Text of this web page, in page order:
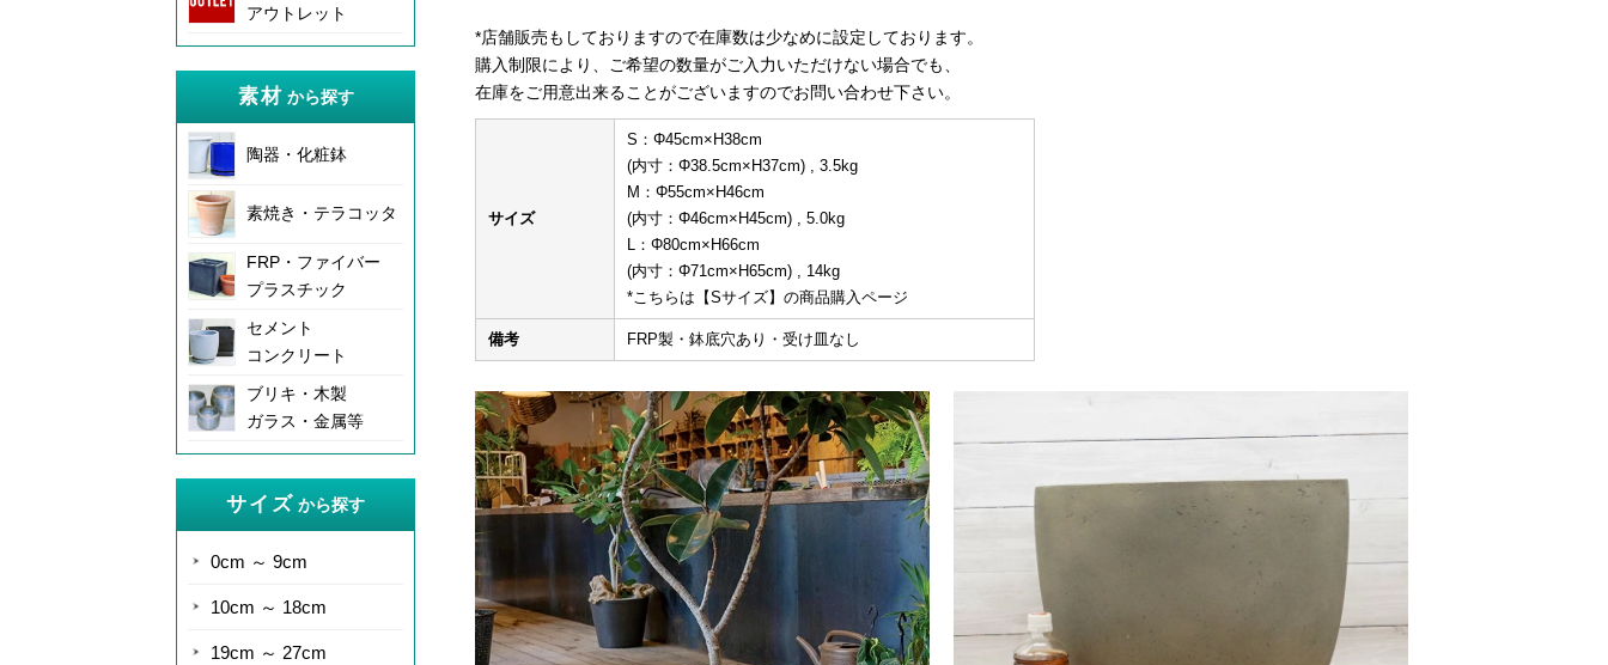
アウトレット
素材 から探す
陶器・化粧鉢
素焼き・テラコッタ
FRP・ファイバー
プラスチック
セメント
コンクリート
ブリキ・木製
ガラス・金属等
サイズ から探す
0cm ～ 9cm
10cm ～ 18cm
19cm ～ 27cm
*店舗販売もしておりますので在庫数は少なめに設定しております。
購入制限により、ご希望の数量がご入力いただけない場合でも、
在庫をご用意出来ることがございますのでお問い合わせ下さい。
サイズ
S：Φ45cm×H38cm
(内寸：Φ38.5cm×H37cm) , 3.5kg
M：Φ55cm×H46cm
(内寸：Φ46cm×H45cm) , 5.0kg
L：Φ80cm×H66cm
(内寸：Φ71cm×H65cm) , 14kg
*こちらは【Sサイズ】の商品購入ページ
備考 FRP製・鉢底穴あり・受け皿なし